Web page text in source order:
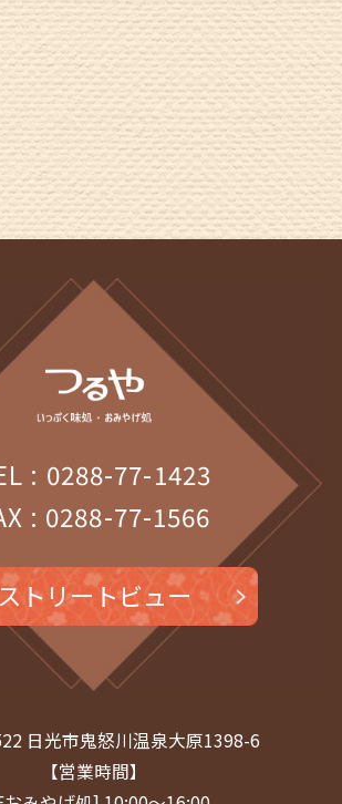
: 0288-77-1423
: 0288-77-1566
ストリートビュー
日光市鬼怒川温泉大原1398-6
【営業時間】